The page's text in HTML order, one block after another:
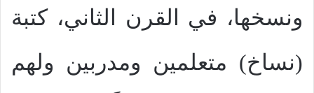
ونسخها، في القرن الثاني، كتبة
(نساخ) متعلمين ومدربين ولهم